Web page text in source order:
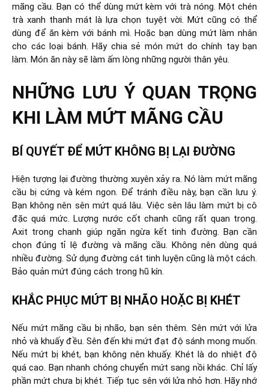
mãng cầu. Bạn có thể dùng mứt kèm với trà nóng. Một chén
trà xanh thanh mát là lựa chọn tuyệt vời. Mứt cũng có thể
dùng để ăn kèm với bánh mì. Hoặc bạn dùng mứt làm nhân
cho các loại bánh. Hãy chia sẻ món mứt do chính tay bạn
làm. Món ăn này sẽ làm ấm lòng những người thân yêu.
NHỮNG LƯU Ý QUAN TRỌNG
KHI LÀM MỨT MÃNG CẦU
BÍ QUYẾT ĐỂ MỨT KHÔNG BỊ LẠI ĐƯỜNG
Hiện tượng lại đường thường xuyên xảy ra. Nó làm mứt mãng
cầu bị cứng và kém ngon. Để tránh điều này, bạn cần lưu ý.
Bạn không nên sên mứt quá lâu. Việc sên lâu làm mứt bị cô
đặc quá mức. Lượng nước cốt chanh cũng rất quan trọng.
Axit trong chanh giúp ngăn ngừa kết tinh đường. Bạn cần
chọn đúng tỉ lệ đường và mãng cầu. Không nên dùng quá
nhiều đường. Sử dụng đường cát tinh luyện cũng là một cách.
Bảo quản mứt đúng cách trong hũ kín.
KHẮC PHỤC MỨT BỊ NHÃO HOẶC BỊ KHÉT
Nếu mứt mãng cầu bị nhão, bạn sên thêm. Sên mứt với lửa
nhỏ và khuấy đều. Sên đến khi mứt đạt độ sánh mong muốn.
Nếu mứt bị khét, bạn không nên khuấy. Khét là do nhiệt độ
quá cao. Bạn nhanh chóng chuyển mứt sang nồi khác. Chỉ lấy
phần mứt chưa bị khét. Tiếp tục sên với lửa nhỏ hơn. Hãy nhớ